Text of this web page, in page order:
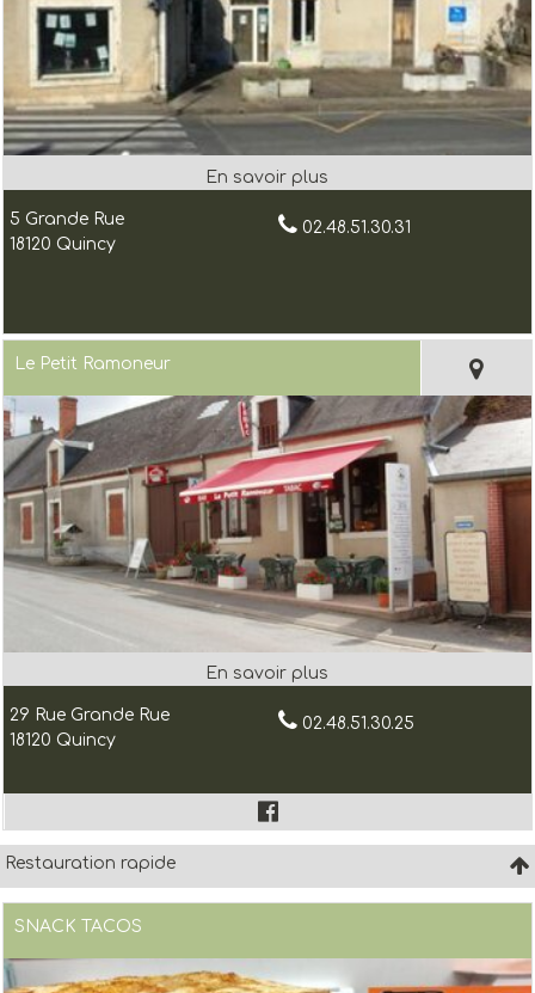
5 Grande Rue
18120 Quincy
02.48.51.30.31
Le Petit Ramoneur
29 Rue Grande Rue
18120 Quincy
02.48.51.30.25
Restauration rapide
SNACK TACOS